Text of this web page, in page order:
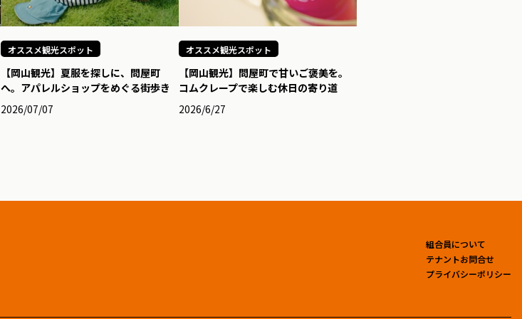
オススメ観光スポット
【岡山観光】夏服を探しに、問屋町
へ。アパレルショップをめぐる街歩き
2026/07/07
オススメ観光スポット
【岡山観光】問屋町で甘いご褒美を。
コムクレープで楽しむ休日の寄り道
2026/6/27
組合員について
テナントお問合せ
プライバシーポリシー